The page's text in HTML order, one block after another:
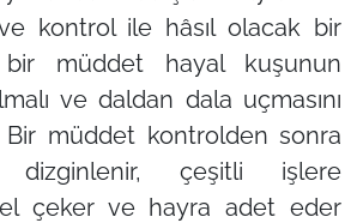
kontrol ile hâsıl olacak bir
müddet hayal kuşunun
ve daldan dala uçmasını
Bir müddet kontrolden sonra
çeşitli işlere
çeker ve hayra adet eder